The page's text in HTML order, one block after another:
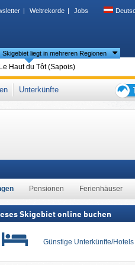
Weltrekorde Jobs
Skigebiet liegt in mehreren Regionen
Le Haut du Tôt (Sapois)
Unterkünfte
Pensionen Ferienhäuser
Skigebiet online buchen
Günstige Unterkünfte/Hotels